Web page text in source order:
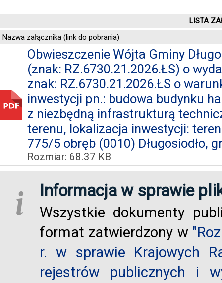
LISTA
Nazwa załącznika (link do pobrania)
Obwieszczenie Wójta Gminy
(znak: RZ.6730.21.2026.ŁS) o
znak: RZ.6730.21.2026.ŁS o
inwestycji pn.: budowa budynku
z niezbędną infrastrukturą
terenu, lokalizacja inwestycji:
775/5 obręb (0010) Długosiodło,
Rozmiar: 68.37 KB
i Informacja w sprawie
Wszystkie dokumenty
format zatwierdzony w
r. w sprawie Krajowych
rejestrów publicznych i